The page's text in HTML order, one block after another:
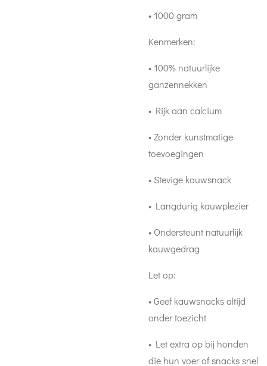
• 1000 gram
Kenmerken:
• 100% natuurlijke
ganzennekken
• Rijk aan calcium
• Zonder kunstmatige
toevoegingen
• Stevige kauwsnack
• Langdurig kauwplezier
• Ondersteunt natuurlijk
kauwgedrag
Let op:
• Geef kauwsnacks altijd
onder toezicht
• Let extra op bij honden
die hun voer of snacks snel